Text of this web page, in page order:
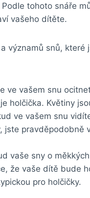
tohoto‌ snáře
vašeho dítěte.
významů snů,​ které
ve vašem snu⁤
holčička. Květiny
‍ve ⁤vašem snu‍
jste ‌pravděpodobně
vaše sny o
⁣že vaše dítě⁣ bude
pro holčičky.